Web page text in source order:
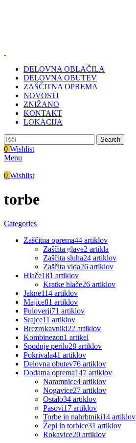
DELOVNA OBLAČILA
DELOVNA OBUTEV
ZAŠČITNA OPREMA
NOVOSTI
ZNIŽANO
KONTAKT
LOKACIJA
Search
0 Wishlist
Menu
0 Wishlist
torbe
Categories
Zaščitna oprema44 artiklov
Zaščita glave2 artikla
Zaščita sluha24 artiklov
Zaščita vida26 artiklov
Hlače181 artiklov
Kratke hlače26 artiklov
Jakne114 artiklov
Majice81 artiklov
Puloverji71 artiklov
Srajce11 artiklov
Brezrokavniki22 artiklov
Kombinezon1 artikel
Spodnje perilo28 artiklov
Pokrivala41 artiklov
Delovna obutev76 artiklov
Dodatna oprema147 artiklov
Naramnice4 artiklov
Nogavice27 artiklov
Ostalo34 artiklov
Pasovi17 artiklov
Torbe in nahrbtniki14 artiklov
Žepi in torbice31 artiklov
Rokavice20 artiklov